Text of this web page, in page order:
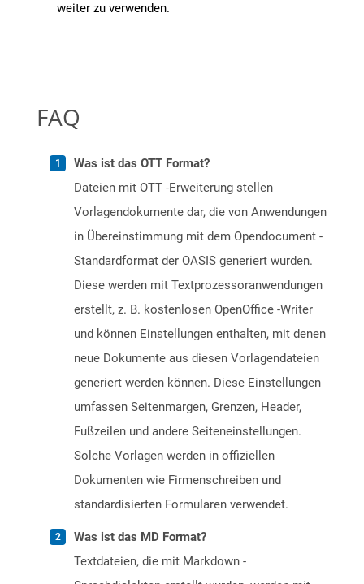
weiter zu verwenden.
FAQ
Was ist das OTT Format?
Dateien mit OTT -Erweiterung stellen
Vorlagendokumente dar, die von Anwendungen
in Übereinstimmung mit dem Opendocument -
Standardformat der OASIS generiert wurden.
Diese werden mit Textprozessoranwendungen
erstellt, z. B. kostenlosen OpenOffice -Writer
und können Einstellungen enthalten, mit denen
neue Dokumente aus diesen Vorlagendateien
generiert werden können. Diese Einstellungen
umfassen Seitenmargen, Grenzen, Header,
Fußzeilen und andere Seiteneinstellungen.
Solche Vorlagen werden in offiziellen
Dokumenten wie Firmenschreiben und
standardisierten Formularen verwendet.
Was ist das MD Format?
Textdateien, die mit Markdown -